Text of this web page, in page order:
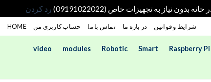
رد کردن
شرایط و قوانین در باره ما تماس با ما حساب کاربری من HOME
Raspberry Pi
Smart
Robotic
modules
video